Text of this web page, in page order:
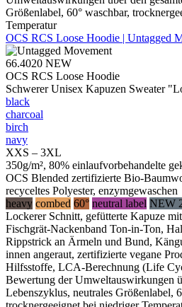
Größenlabel, 60° waschbar,
Temperatur
OCS RCS Loose Hoodie | Untagged
66.4020 NEW
OCS RCS Loose Hoodie
Schwerer Unisex Kapuzen Sweater
black
charcoal
birch
navy
XXS – 3XL
350g/m², 80% einlaufvorbehandelte
OCS Blended zertifizierte Bio-
recyceltes Polyester, enzymgewaschen
heavy combed 60° neutral label NEW
Lockerer Schnitt, gefütterte Kapuze
Fischgrät-Nackenband Ton-in-Ton,
Rippstrick an Ärmeln und Bund,
innen angeraut, zertifizierte vegane
Hilfsstoffe, LCA-Berechnung (Life
Bewertung der Umweltauswirkungen
Lebenszyklus, neutrales Größenlabel,